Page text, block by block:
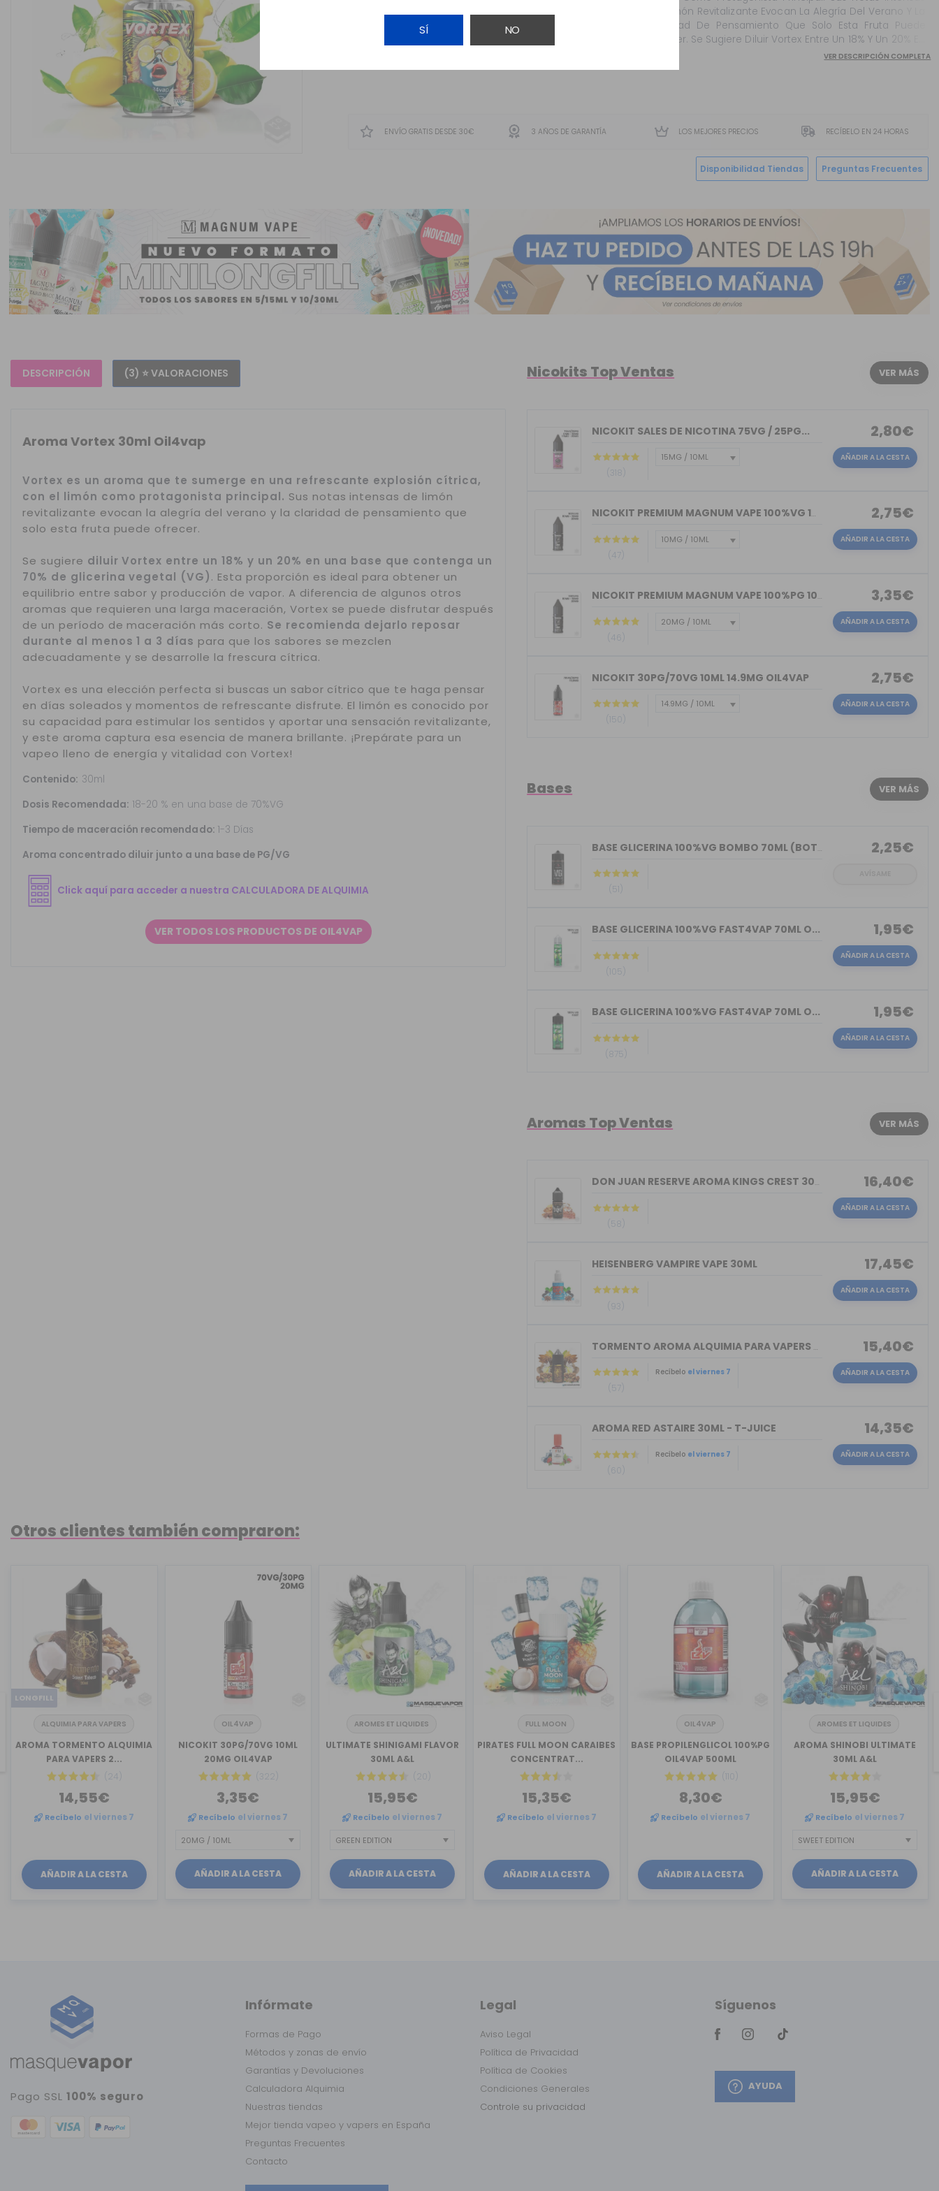
SÍ NO
De Limón Revitalizante Evocan La Alegría Del Verano Y La
Claridad De Pensamiento Que Solo Esta Fruta Puede
Ofrecer. Se Sugiere Diluir Vortex Entre Un 18% Y Un 20% En
Una Base Que Contenga Un 70% De Glicerina Vegetal
(Vg) . Esta Proporción Es ...
VER DESCRIPCIÓN COMPLETA
ENVÍO GRATIS DESDE 30€ 3 AÑOS DE GARANTÍA LOS MEJORES PRECIOS RECÍBELO EN 24 HORAS
Disponibilidad Tiendas Preguntas Frecuentes
DESCRIPCIÓN (3) ⭐ VALORACIONES
Aroma Vortex 30ml Oil4vap
Vortex es un aroma que te sumerge en una refrescante explosión cítrica,
con el limón como protagonista principal. Sus notas intensas de limón
revitalizante evocan la alegría del verano y la claridad de pensamiento que
solo esta fruta puede ofrecer.
Se sugiere diluir Vortex entre un 18% y un 20% en una base que contenga un
70% de glicerina vegetal (VG). Esta proporción es ideal para obtener un
equilibrio entre sabor y producción de vapor. A diferencia de algunos otros
aromas que requieren una larga maceración, Vortex se puede disfrutar después
de un período de maceración más corto. Se recomienda dejarlo reposar
durante al menos 1 a 3 días para que los sabores se mezclen
adecuadamente y se desarrolle la frescura cítrica.
Vortex es una elección perfecta si buscas un sabor cítrico que te haga pensar
en días soleados y momentos de refrescante disfrute. El limón es conocido por
su capacidad para estimular los sentidos y aportar una sensación revitalizante,
y este aroma captura esa esencia de manera brillante. ¡Prepárate para un
vapeo lleno de energía y vitalidad con Vortex!
Contenido: 30ml
Dosis Recomendada: 18-20 % en una base de 70%VG
Tiempo de maceración recomendado: 1-3 Días
Aroma concentrado diluir junto a una base de PG/VG
Click aquí para acceder a nuestra CALCULADORA DE ALQUIMIA
VER TODOS LOS PRODUCTOS DE OIL4VAP
Nicokits Top Ventas VER MÁS
NICOKIT SALES DE NICOTINA 75VG / 25PG...
(318)
2,80€
AÑADIR A LA CESTA
NICOKIT PREMIUM MAGNUM VAPE 100%VG 10ML
(47)
2,75€
AÑADIR A LA CESTA
NICOKIT PREMIUM MAGNUM VAPE 100%PG 10ML
(46)
3,35€
AÑADIR A LA CESTA
NICOKIT 30PG/70VG 10ML 14.9MG OIL4VAP
(150)
2,75€
AÑADIR A LA CESTA
Bases VER MÁS
BASE GLICERINA 100%VG BOMBO 70ML (BOT...
(51)
2,25€
BASE GLICERINA 100%VG FAST4VAP 70ML O...
(105)
1,95€
AÑADIR A LA CESTA
BASE GLICERINA 100%VG FAST4VAP 70ML O...
(875)
1,95€
AÑADIR A LA CESTA
Aromas Top Ventas VER MÁS
DON JUAN RESERVE AROMA KINGS CREST 30ML
(58)
16,40€
AÑADIR A LA CESTA
HEISENBERG VAMPIRE VAPE 30ML
(93)
17,45€
AÑADIR A LA CESTA
TORMENTO AROMA ALQUIMIA PARA VAPERS 30ML
(57)
Recíbelo el viernes 7
15,40€
AÑADIR A LA CESTA
AROMA RED ASTAIRE 30ML - T-JUICE
(60)
Recíbelo el viernes 7
14,35€
AÑADIR A LA CESTA
Otros clientes también compraron:
LONGFILL
ALQUIMIA PARA VAPERS
AROMA TORMENTO ALQUIMIA
PARA VAPERS 2...
(24)
14,55€
Recíbelo el viernes 7
AÑADIR A LA CESTA
OIL4VAP
NICOKIT 30PG/70VG 10ML
20MG OIL4VAP
(322)
3,35€
Recíbelo el viernes 7
AÑADIR A LA CESTA
AROMES ET LIQUIDES
ULTIMATE SHINIGAMI FLAVOR
30ML A&L
(20)
15,95€
Recíbelo el viernes 7
AÑADIR A LA CESTA
FULL MOON
PIRATES FULL MOON CARAIBES
CONCENTRAT...
15,35€
Recíbelo el viernes 7
AÑADIR A LA CESTA
OIL4VAP
BASE PROPILENGLICOL 100%PG
OIL4VAP 500ML
(110)
8,30€
Recíbelo el viernes 7
AÑADIR A LA CESTA
AROMES ET LIQUIDES
AROMA SHINOBI ULTIMATE
30ML A&L
15,95€
Recíbelo el viernes 7
AÑADIR A LA CESTA
Pago SSL 100% seguro
Infórmate
Formas de Pago
Métodos y zonas de envío
Garantías y Devoluciones
Calculadora Alquimia
Nuestras tiendas
Mejor tienda vapeo y vapers en España
Preguntas Frecuentes
Contacto
Legal
Aviso Legal
Política de Privacidad
Política de Cookies
Condiciones Generales
Controle su privacidad
Síguenos
AYUDA